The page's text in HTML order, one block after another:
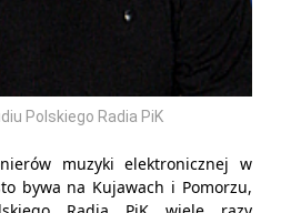
Polskiego Radia PiK
muzyki elektronicznej w
bywa na Kujawach i Pomorzu,